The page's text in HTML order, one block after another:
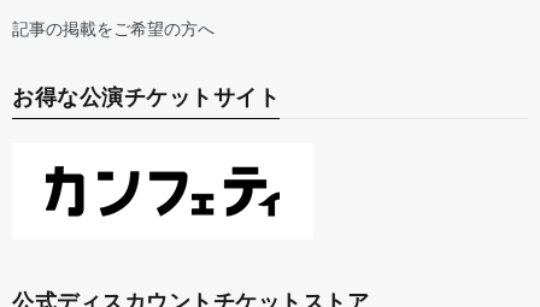
記事の掲載をご希望の方へ
お得な公演チケットサイト